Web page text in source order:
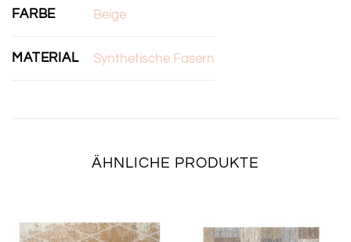
FARBE Beige
MATERIAL Synthetische Fasern
ÄHNLICHE PRODUKTE